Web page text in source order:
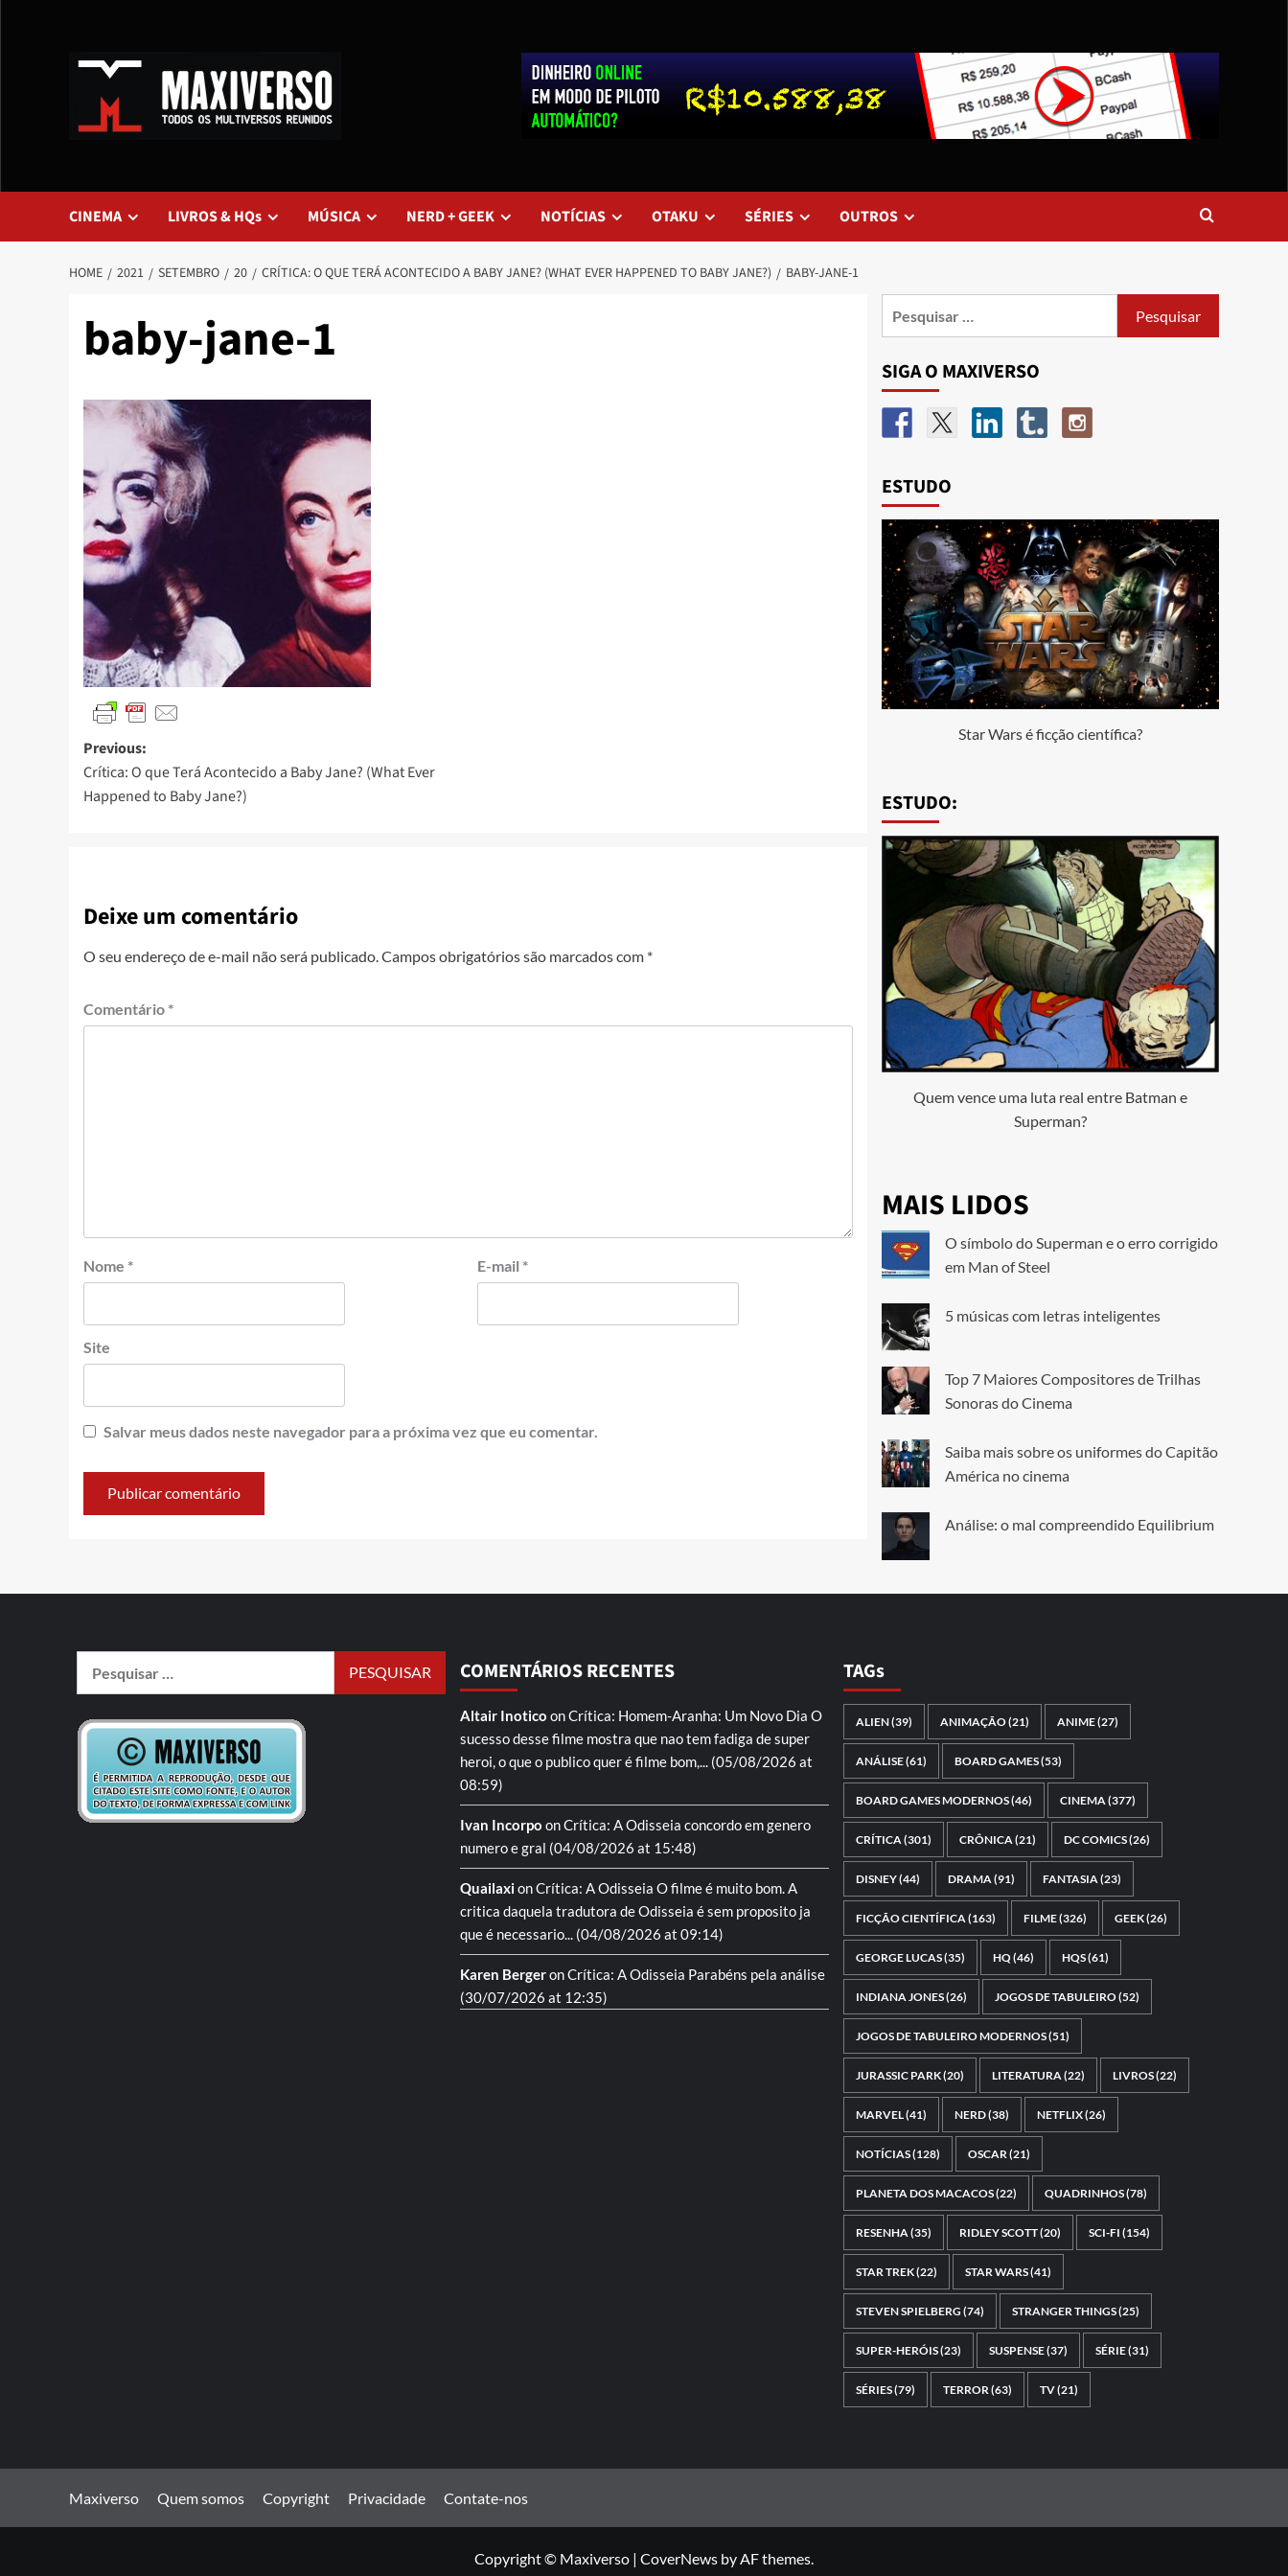
CINEMA LIVROS & HQs MÚSICA NERD + GEEK NOTÍCIAS OTAKU SÉRIES OUTROS
HOME 2021 SETEMBRO 20 CRÍTICA: O QUE TERÁ ACONTECIDO A BABY JANE? (WHAT EVER HAPPENED TO BABY JANE?) BABY-JANE-1
baby-jane-1
Previous:
Crítica: O que Terá Acontecido a Baby Jane? (What Ever
Happened to Baby Jane?)
Deixe um comentário
O seu endereço de e-mail não será publicado.Campos obrigatórios são marcados com *
Comentário *
Nome * E-mail *
Site
Salvar meus dados neste navegador para a próxima vez que eu comentar.
SIGA O MAXIVERSO
ESTUDO
Star Wars é ficção científica?
ESTUDO:
Quem vence uma luta real entre Batman e
Superman?
MAIS LIDOS
O símbolo do Superman e o erro corrigido
em Man of Steel
5 músicas com letras inteligentes
Top 7 Maiores Compositores de Trilhas
Sonoras do Cinema
Saiba mais sobre os uniformes do Capitão
América no cinema
Análise: o mal compreendido Equilibrium
COMENTÁRIOS RECENTES
Altair Inotico onCrítica: Homem-Aranha: Um Novo Dia O
sucesso desse filme mostra que nao tem fadiga de super
heroi, o que o publico quer é filme bom,... (05/08/2026 at
08:59)
Ivan Incorpo onCrítica: A Odisseia concordo em genero
numero e gral (04/08/2026 at 15:48)
QuailaxionCrítica: A Odisseia O filme é muito bom. A
critica daquela tradutora de Odisseia é sem proposito ja
que é necessario... (04/08/2026 at 09:14)
Karen BergeronCrítica: A Odisseia Parabéns pela análise
(30/07/2026 at 12:35)
TAGs
ALIEN(39) ANIMAÇÃO(21) ANIME(27)
ANÁLISE(61) BOARD GAMES(53)
BOARD GAMES MODERNOS(46) CINEMA (377)
CRÍTICA (301) CRÔNICA (21) DC COMICS(26)
DISNEY(44) DRAMA (91) FANTASIA (23)
FICÇÃO CIENTÍFICA (163) FILME(326) GEEK(26)
GEORGE LUCAS(35) HQ(46) HQS(61)
INDIANA JONES(26) JOGOS DE TABULEIRO(52)
JOGOS DE TABULEIRO MODERNOS(51)
JURASSIC PARK(20) LITERATURA (22) LIVROS(22)
MARVEL(41) NERD(38) NETFLIX(26)
NOTÍCIAS(128) OSCAR (21)
PLANETA DOS MACACOS(22) QUADRINHOS(78)
RESENHA (35) RIDLEY SCOTT(20) SCI-FI (154)
STAR TREK(22) STAR WARS(41)
STEVEN SPIELBERG (74) STRANGER THINGS(25)
SUPER-HERÓIS(23) SUSPENSE(37) SÉRIE(31)
SÉRIES(79) TERROR (63) TV(21)
Maxiverso Quem somos Copyright Privacidade Contate-nos
Copyright © Maxiverso | CoverNews by AF themes.